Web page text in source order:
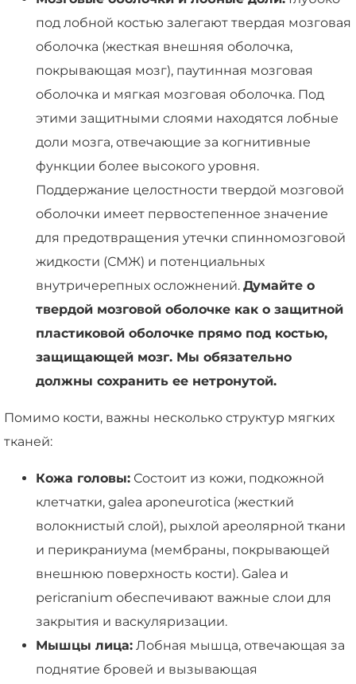
под лобной костью залегают твердая мозговая
оболочка (жесткая внешняя оболочка,
покрывающая мозг), паутинная мозговая
оболочка и мягкая мозговая оболочка. Под
этими защитными слоями находятся лобные
доли мозга, отвечающие за когнитивные
функции более высокого уровня.
Поддержание целостности твердой мозговой
оболочки имеет первостепенное значение
для предотвращения утечки спинномозговой
жидкости (СМЖ) и потенциальных
внутричерепных осложнений. Думайте о
твердой мозговой оболочке как о защитной
пластиковой оболочке прямо под костью,
защищающей мозг. Мы обязательно
должны сохранить ее нетронутой.
Помимо кости, важны несколько структур мягких
тканей:
Кожа головы: Состоит из кожи, подкожной
клетчатки, galea aponeurotica (жесткий
волокнистый слой), рыхлой ареолярной ткани
и перикраниума (мембраны, покрывающей
внешнюю поверхность кости). Galea и
pericranium обеспечивают важные слои для
закрытия и васкуляризации.
Мышцы лица: Лобная мышца, отвечающая за
поднятие бровей и вызывающая